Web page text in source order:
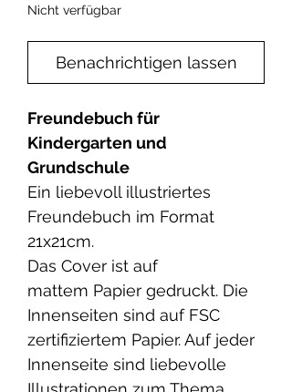
Nicht verfügbar
Benachrichtigen lassen
Freundebuch für
Kindergarten und
Grundschule
Ein liebevoll illustriertes
Freundebuch im Format
21x21cm.
Das Cover ist auf
mattem Papier gedruckt. Die
Innenseiten sind auf FSC
zertifiziertem Papier. Auf jeder
Innenseite sind liebevolle